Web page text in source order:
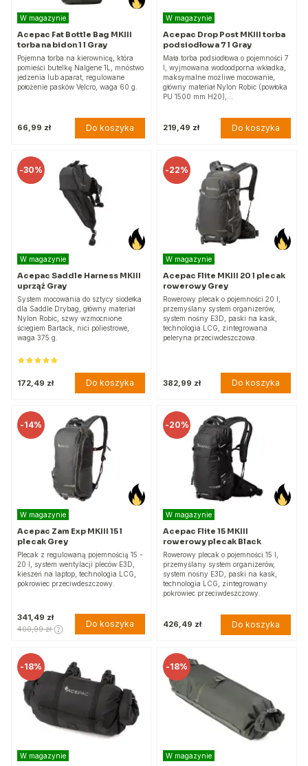
W magazynie
Acepac Fat Bottle Bag MKIII
torba na bidon 1 l Gray
Pojemna torba na kierownicę, która
pomieści butelkę Nalgene 1L, mnóstwo
jedzenia lub aparat, regulowane
położenie pasków Velcro, waga 60 g.
66,99 zł Do koszyka
W magazynie
Acepac Drop Post MKIII torba
podsiodłowa 7 l Gray
Mała torba podsiodłowa o pojemności 7
l, wyjmowana wodoodporna wkładka,
maksymalne możliwe mocowanie,
główny materiał Nylon Robic (powłoka
PU 1500 mm H20),…
219,49 zł Do koszyka
-30%
W magazynie
Acepac Saddle Harness MKIII
uprząż Gray
System mocowania do sztycy siodełka
dla Saddle Drybag, główny materiał
Nylon Robic, szwy wzmocnione
ściegiem Bartack, nici poliestrowe,
waga 375 g.
172,49 zł Do koszyka
-22%
W magazynie
Acepac Flite MKIII 20 l plecak
rowerowy Grey
Rowerowy plecak o pojemności 20 l,
przemyślany system organizerów,
system nośny E3D, paski na kask,
technologia LCG, zintegrowana
peleryna przeciwdeszczowa.
382,99 zł Do koszyka
-14%
W magazynie
Acepac Zam Exp MKIII 15 l
plecak Grey
Plecak z regulowaną pojemnością 15 -
20 l, system wentylacji pleców E3D,
kieszeń na laptop, technologia LCG,
pokrowiec przeciwdeszczowy.
341,49 zł
400,99 zł Do koszyka
-20%
W magazynie
Acepac Flite 15 MKIII
rowerowy plecak Black
Rowerowy plecak o pojemności 15 l,
przemyślany system organizerów,
system nośny E3D, paski na kask,
technologia LCG, zintegrowany
pokrowiec przeciwdeszczowy.
426,49 zł Do koszyka
-18%
W magazynie
-18%
W magazynie